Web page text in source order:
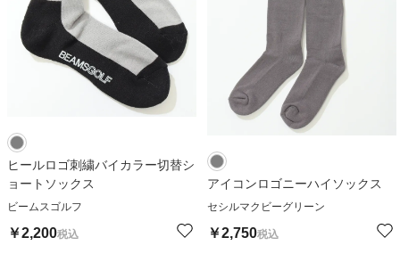
ヒールロゴ刺繍バイカラー切替シ
ョートソックス
ビームスゴルフ
￥2,200税込
アイコンロゴニーハイソックス
セシルマクビーグリーン
￥2,750税込